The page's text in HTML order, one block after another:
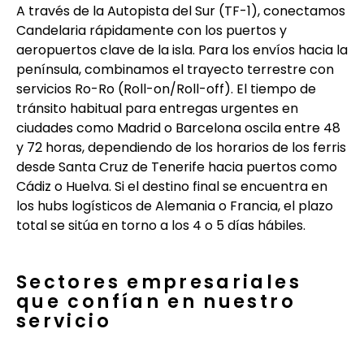
A través de la Autopista del Sur (TF-1), conectamos
Candelaria rápidamente con los puertos y
aeropuertos clave de la isla. Para los envíos hacia la
península, combinamos el trayecto terrestre con
servicios Ro-Ro (Roll-on/Roll-off). El tiempo de
tránsito habitual para entregas urgentes en
ciudades como Madrid o Barcelona oscila entre 48
y 72 horas, dependiendo de los horarios de los ferris
desde Santa Cruz de Tenerife hacia puertos como
Cádiz o Huelva. Si el destino final se encuentra en
los hubs logísticos de Alemania o Francia, el plazo
total se sitúa en torno a los 4 o 5 días hábiles.
Sectores empresariales
que confían en nuestro
servicio